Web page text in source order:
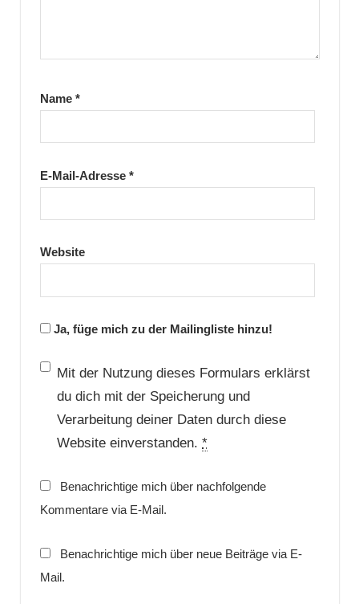
Name *
E-Mail-Adresse *
Website
Ja, füge mich zu der Mailingliste hinzu!
Mit der Nutzung dieses Formulars erklärst
du dich mit der Speicherung und
Verarbeitung deiner Daten durch diese
Website einverstanden. *
Benachrichtige mich über nachfolgende
Kommentare via E-Mail.
Benachrichtige mich über neue Beiträge via E-
Mail.